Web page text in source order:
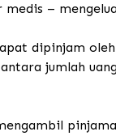
–
dipinjam
jumlah